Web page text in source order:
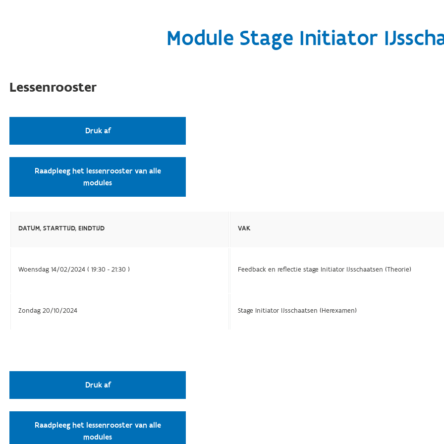
Module Stage Initiator
Lessenrooster
Druk af
Raadpleeg het lessenrooster van alle
modules
DATUM, STARTTIJD, EINDTIJD VAK
Woensdag 14/02/2024 ( 19:30 - 21:30 ) Feedback en reflectie stage Initiator IJsschaatsen (Theorie)
Zondag 20/10/2024 Stage Initiator IJsschaatsen (Herexamen)
Druk af
Raadpleeg het lessenrooster van alle
modules